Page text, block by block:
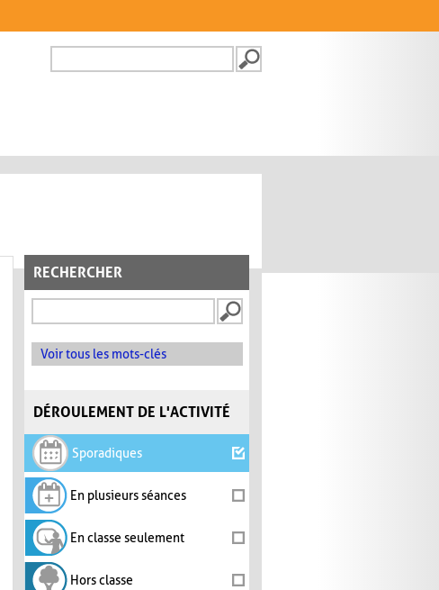
FORMULAIRE DE
RECHERCHER
Voir tous les mots-clés
DÉROULEMENT DE L'ACTIVITÉ
Sporadiques
En plusieurs séances
En classe seulement
Hors classe